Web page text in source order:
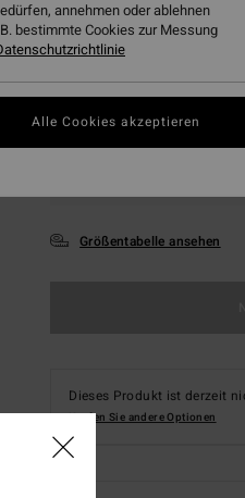
Größentabelle ansehen
Dieses Produkt ist derzeit
Kaufen Sie andere Optionen
annehmen oder ablehnen
bestimmte Cookies zur Messung
Alle Cookies akzeptieren